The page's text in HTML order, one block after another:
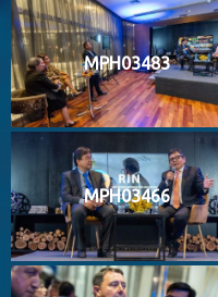
MPH03483
MPH03466